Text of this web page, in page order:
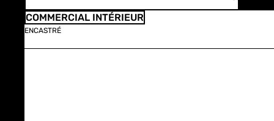
COMMERCIAL INTÉRIEUR
ENCASTRÉ